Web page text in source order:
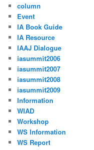
column
Event
IA Book Guide
IA Resource
IAAJ Dialogue
iasummit2006
iasummit2007
iasummit2008
iasummit2009
Information
WIAD
Workshop
WS Information
WS Report